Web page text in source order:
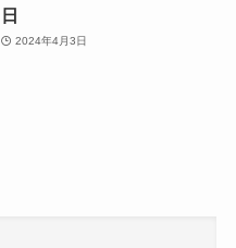
日
2024年4月3日